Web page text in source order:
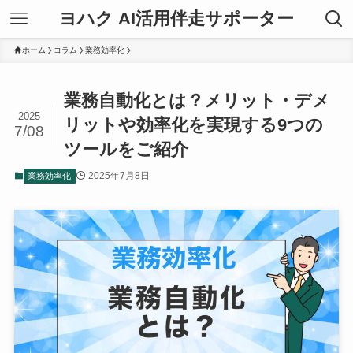
ヨハク AI活用伴走サポーター
ホーム コラム 業務効率化
業務自動化とは？メリット・デメ
リットや効率化を実現する9つの
ツールをご紹介
2025
7/08
業務効率化 2025年7月8日